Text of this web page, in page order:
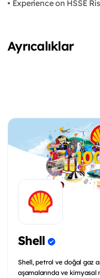
• Experience on HSSE
Ayrıcalıklar
Shell
Shell, petrol ve doğal gaz
aşamalarında ve